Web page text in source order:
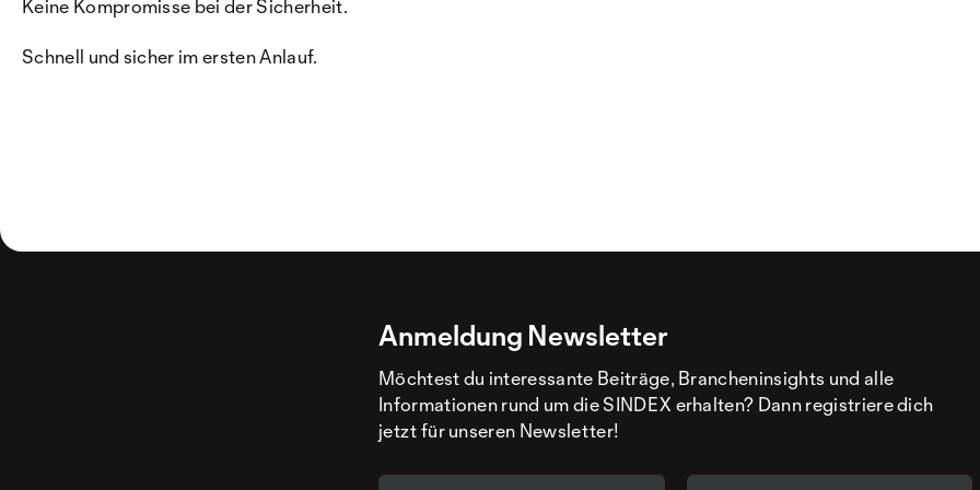
Keine Kompromisse bei der Sicherheit.
Schnell und sicher im ersten Anlauf.
Anmeldung Newsletter
Möchtest du interessante Beiträge, Brancheninsights und alle
Informationen rund um die SINDEX erhalten? Dann registriere dich
jetzt für unseren Newsletter!